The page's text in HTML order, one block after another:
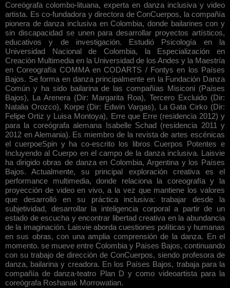
Coreógrafa colombo-lituana, experta en danza inclusiva y video
artista. Es co-fundadora y directora de ConCuerpos, la compañía
pionera de danza inclusiva en Colombia, donde bailarines con y
sin discapacidad se unen para desarrollar proyectos artísticos,
educativos y de investigación. Estudió Psicología en la
Universidad Nacional de Colombia, la Especialización en
Creación Multimedia en la Universidad de los Andes y la Maestría
en Coreografía COMMA en CODARTS / Fontys en los Países
Bajos. Se forma en danza principalmente en la Fundación Danza
Común y ha sido bailarina de las compañías Misiconi (Países
Bajos), La Arenera (Dir: Margarita Roa), Tercero Excluido (Dir:
Natalia Orozco), Korpe (Dir: Edwin Vargas), La Gata Cirko (Dir:
Felipe Ortiz y Luisa Montoya), Erre que Erre (residencia 2012) y
para la coreógrafa alemana Isabelle Schad (residencia 2011 y
2012 en Alemania). Es miembro de la revista de artes escénicas
el cuerpoeSpin y ha co-escrito los libros Cuerpos Potentes e
Incluyendo al Cuerpo en el campo de la danza inclusiva. Laisvie
ha dirigido obras de danza en Colombia, Argentina y los Países
Bajos. Actualmente, su principal exploración creativa es el
performance multimedia, donde relaciona la coreografía y la
proyección de video en vivo, a la vez que mantiene los valores
que desarrolló en su práctica inclusiva: trabajar desde la
subjetividad, desarrollar la inteligencia corporal a partir de un
estado de escucha y encontrar libertad creativa en la abundancia
de la imaginación. Laisvie aborda cuestiones políticas y humanas
en sus obras, con una amplia comprensión de la danza. En el
momento. se mueve entre Colombia y Países Bajos, continuando
con su trabajo de dirección de ConCuerpos, siendo profesora de
danza, bailarina y creadora. En los Países Bajos, trabaja para la
compañía de danza-teatro Plan D y como videoartista para la
coreógrafa Roshanak Morrowatian.